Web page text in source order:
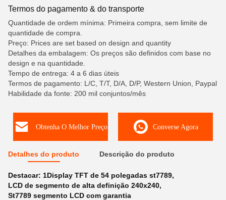
Termos do pagamento & do transporte
Quantidade de ordem mínima: Primeira compra, sem limite de
quantidade de compra.
Preço: Prices are set based on design and quantity
Detalhes da embalagem: Os preços são definidos com base no
design e na quantidade.
Tempo de entrega: 4 a 6 dias úteis
Termos de pagamento: L/C, T/T, D/A, D/P, Western Union, Paypal
Habilidade da fonte: 200 mil conjuntos/mês
Obtenha O Melhor Preço Converse Agora
Detalhes do produto Descrição do produto
Destacar: 1Display TFT de 54 polegadas st7789,
LCD de segmento de alta definição 240x240,
St7789 segmento LCD com garantia